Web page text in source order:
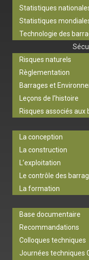
Statistiques
Statistiques
Technologie des
Risques naturels
Règlementation
Barrages et
Leçons de l’histoire
Risques associés aux
La conception
La construction
L’exploitation
Le contrôle des
La formation
Base documentaire
Recommandations
Colloques techniques
Journées techniques